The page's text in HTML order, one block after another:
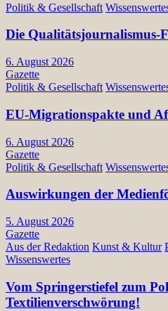
Politik & Gesellschaft
Die Qualitätsjournalismus-
6. August 2026
Gazette
Politik & Gesellschaft
EU-Migrationspakte und
6. August 2026
Gazette
Politik & Gesellschaft
Auswirkungen der
5. August 2026
Gazette
Aus der Redaktion Kunst & Kultur
Wissenswertes
Vom Springerstiefel zum
Textilienverschwörung!